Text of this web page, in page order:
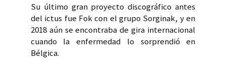
Su último gran proyecto discográfico antes
del ictus fue Fok con el grupo Sorginak, y en
2018 aún se encontraba de gira internacional
cuando la enfermedad lo sorprendió en
Bélgica.